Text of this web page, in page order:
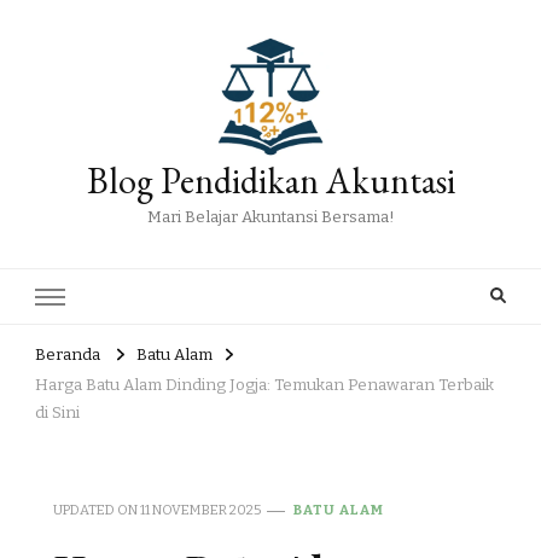
Blog Pendidikan Akuntasi
Mari Belajar Akuntansi Bersama!
Beranda
Batu Alam
Harga Batu Alam Dinding Jogja: Temukan Penawaran Terbaik
di Sini
UPDATED ON11 NOVEMBER 2025 BATU ALAM